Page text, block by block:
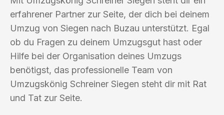
erfahrener Partner zur Seite, der dich bei deinem
Umzug von Siegen nach Buzau unterstützt. Egal
ob du Fragen zu deinem Umzugsgut hast oder
Hilfe bei der Organisation deines Umzugs
benötigst, das professionelle Team von
Umzugskönig Schreiner Siegen steht dir mit Rat
und Tat zur Seite.